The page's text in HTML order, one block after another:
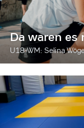
Da waren es
U18-WM: Selina